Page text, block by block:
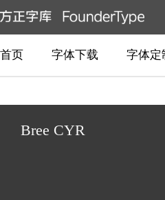
首页 字体下载 字体定
Bree CYR